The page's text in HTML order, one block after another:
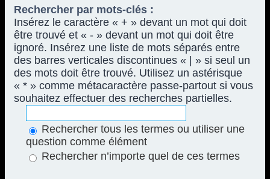
Rechercher par mots-clés :
Insérez le caractère « + » devant un mot qui doit
être trouvé et « - » devant un mot qui doit être
ignoré. Insérez une liste de mots séparés entre
des barres verticales discontinues « | » si seul un
des mots doit être trouvé. Utilisez un astérisque
« * » comme métacaractère passe-partout si vous
souhaitez effectuer des recherches partielles.
Rechercher tous les termes ou utiliser une
question comme élément
Rechercher n’importe quel de ces termes